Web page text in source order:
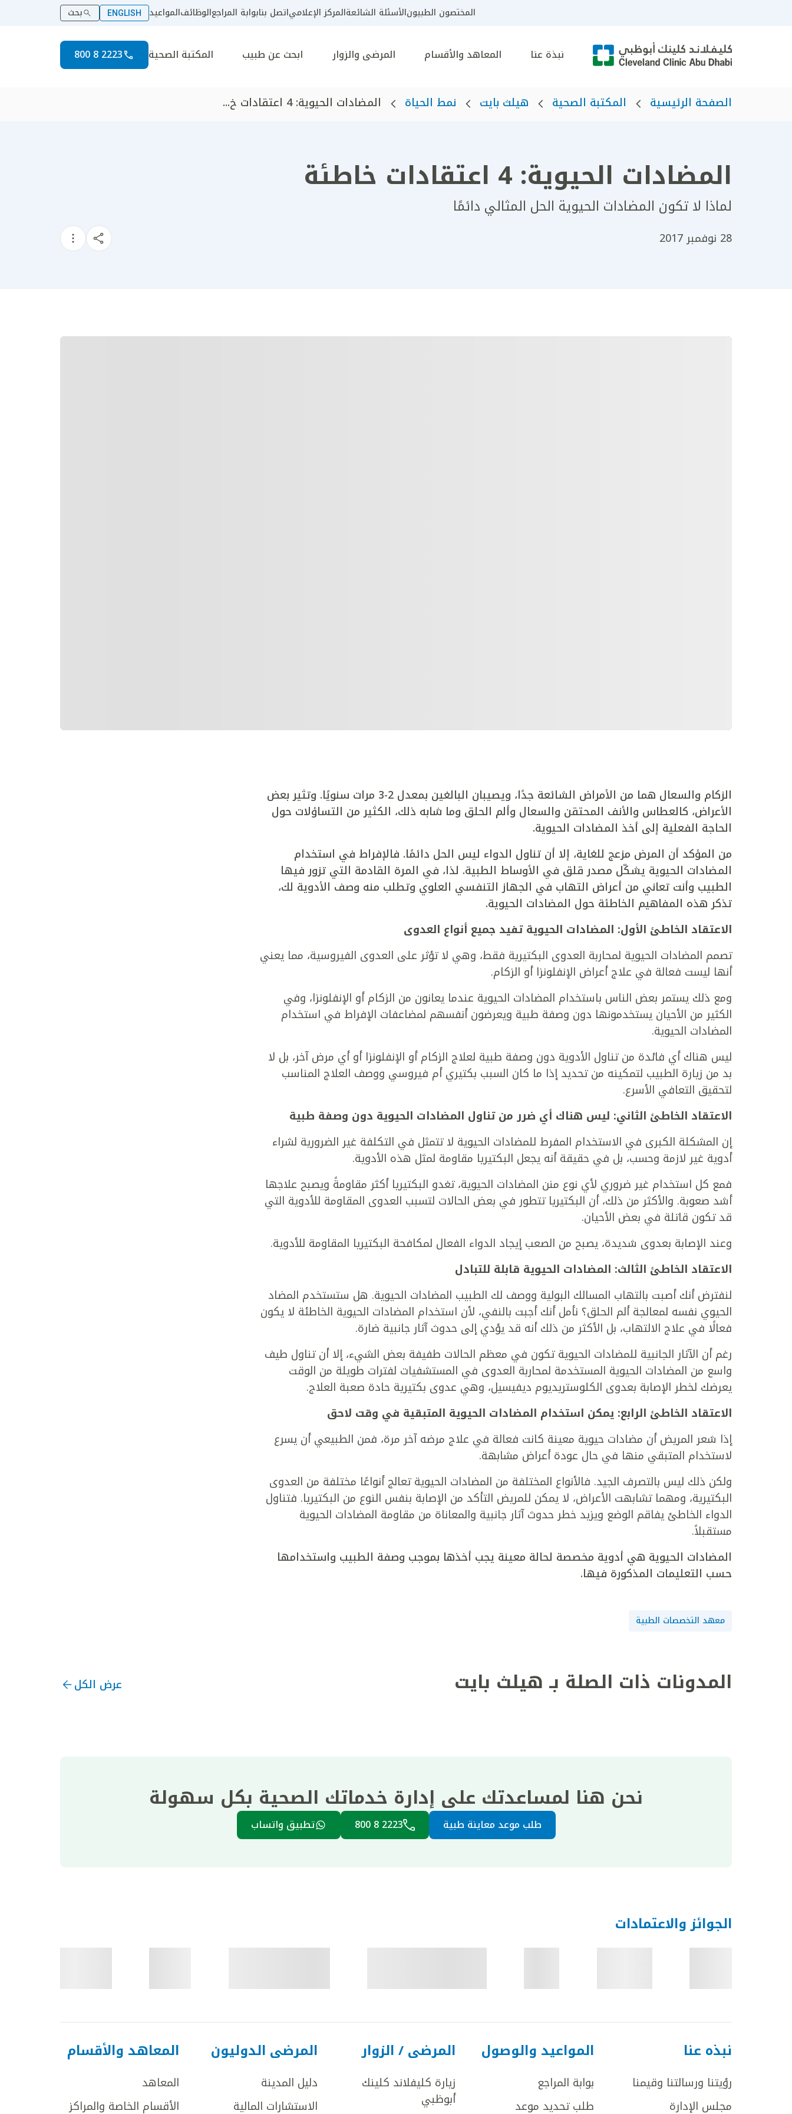
المختصون الطبيونالأسئلة الشائعةالمركز الإعلامياتصل بنابوابة المراجعالوظائفالمواعيد ENGLISH بحث
نبذة عنا المعاهد والأقسام المرضى والزوار ابحث عن طبيب المكتبة الصحية 2223 8 800
الصفحة الرئيسية المكتبة الصحية هيلث بايت نمط الحياة المضادات الحيوية: 4 اعتقادات خ...
المضادات الحيوية: 4 اعتقادات خاطئة
لماذا لا تكون المضادات الحيوية الحل المثالي دائمًا
28 نوفمبر 2017
الزكام والسعال هما من الأمراض الشائعة جدًا، ويصيبان البالغين بمعدل 2-3 مرات سنويًا. وتثير بعض
الأعراض، كالعطاس والأنف المحتقن والسعال وألم الحلق وما شابه ذلك، الكثير من التساؤلات حول
الحاجة الفعلية إلى أخذ المضادات الحيوية.
من المؤكد أن المرض مزعج للغاية، إلا أن تناول الدواء ليس الحل دائمًا. فالإفراط في استخدام
المضادات الحيوية يشكّل مصدر قلق في الأوساط الطبية. لذا، في المرة القادمة التي تزور فيها
الطبيب وأنت تعاني من أعراض التهاب في الجهاز التنفسي العلوي وتطلب منه وصف الأدوية لك،
تذكر هذه المفاهيم الخاطئة حول المضادات الحيوية.
الاعتقاد الخاطئ الأول: المضادات الحيوية تفيد جميع أنواع العدوى
تصمم المضادات الحيوية لمحاربة العدوى البكتيرية فقط، وهي لا تؤثر على العدوى الفيروسية، مما يعني
أنها ليست فعالة في علاج أعراض الإنفلونزا أو الزكام.
ومع ذلك يستمر بعض الناس باستخدام المضادات الحيوية عندما يعانون من الزكام أو الإنفلونزا، وفي
الكثير من الأحيان يستخدمونها دون وصفة طبية ويعرضون أنفسهم لمضاعفات الإفراط في استخدام
المضادات الحيوية.
ليس هناك أي فائدة من تناول الأدوية دون وصفة طبية لعلاج الزكام أو الإنفلونزا أو أي مرض آخر، بل لا
بد من زيارة الطبيب لتمكينه من تحديد إذا ما كان السبب بكتيري أم فيروسي ووصف العلاج المناسب
لتحقيق التعافي الأسرع.
الاعتقاد الخاطئ الثاني: ليس هناك أي ضرر من تناول المضادات الحيوية دون وصفة طبية
إن المشكلة الكبرى في الاستخدام المفرط للمضادات الحيوية لا تتمثل في التكلفة غير الضرورية لشراء
أدوية غير لازمة وحسب، بل في حقيقة أنه يجعل البكتيريا مقاومة لمثل هذه الأدوية.
فمع كل استخدام غير ضروري لأي نوع منن المضادات الحيوية، تغدو البكتيريا أكثر مقاومةً ويصبح علاجها
أشد صعوبة. والأكثر من ذلك، أن البكتيريا تتطور في بعض الحالات لتسبب العدوى المقاومة للأدوية التي
قد تكون قاتلة في بعض الأحيان.
وعند الإصابة بعدوى شديدة، يصبح من الصعب إيجاد الدواء الفعال لمكافحة البكتيريا المقاومة للأدوية.
الاعتقاد الخاطئ الثالث: المضادات الحيوية قابلة للتبادل
لنفترض أنك أصبت بالتهاب المسالك البولية ووصف لك الطبيب المضادات الحيوية. هل ستستخدم المضاد
الحيوي نفسه لمعالجة ألم الحلق؟ نأمل أنك أجبت بالنفي، لأن استخدام المضادات الحيوية الخاطئة لا يكون
فعالًا في علاج الالتهاب، بل الأكثر من ذلك أنه قد يؤدي إلى حدوث آثار جانبية ضارة.
رغم أن الآثار الجانبية للمضادات الحيوية تكون في معظم الحالات طفيفة بعض الشيء، إلا أن تناول طيف
واسع من المضادات الحيوية المستخدمة لمحاربة العدوى في المستشفيات لفترات طويلة من الوقت
يعرضك لخطر الإصابة بعدوى الكلوستريديوم ديفيسيل، وهي عدوى بكتيرية حادة صعبة العلاج.
الاعتقاد الخاطئ الرابع: يمكن استخدام المضادات الحيوية المتبقية في وقت لاحق
إذا شعر المريض أن مضادات حيوية معينة كانت فعالة في علاج مرضه آخر مرة، فمن الطبيعي أن يسرع
لاستخدام المتبقي منها في حال عودة أعراض مشابهة.
ولكن ذلك ليس بالتصرف الجيد. فالأنواع المختلفة من المضادات الحيوية تعالج أنواعًا مختلفة من العدوى
البكتيرية، ومهما تشابهت الأعراض، لا يمكن للمريض التأكد من الإصابة بنفس النوع من البكتيريا. فتناول
الدواء الخاطئ يفاقم الوضع ويزيد خطر حدوث آثار جانبية والمعاناة من مقاومة المضادات الحيوية
مستقبلاً.
المضادات الحيوية هي أدوية مخصصة لحالة معينة يجب أخذها بموجب وصفة الطبيب واستخدامها
حسب التعليمات المذكورة فيها.
معهد التخصصات الطبية
المدونات ذات الصلة بـ هيلث بايت عرض الكل
نحن هنا لمساعدتك على إدارة خدماتك الصحية بكل سهولة
طلب موعد معاينة طبية 2223 8 800 تطبيق واتساب
الجوائز والاعتمادات
نبذه عنا
رؤيتنا ورسالتنا وقيمنا
مجلس الإدارة
المواعيد والوصول
بوابة المراجع
طلب تحديد موعد
المرضى / الزوار
زيارة كليفلاند كلينك
أبوظبي
المرضى الدوليون
دليل المدينة
الاستشارات المالية
المعاهد والأقسام
المعاهد
الأقسام الخاصة والمراكز